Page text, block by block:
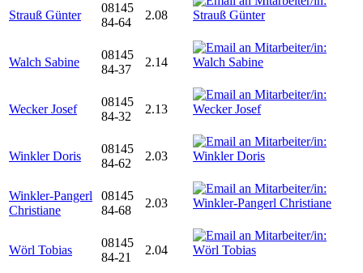
Strauß Günter
08145
84-64
2.08
Walch Sabine
08145
84-37
2.14
Wecker Josef
08145
84-32
2.13
Winkler Doris
08145
84-62
2.03
Winkler-Pangerl
Christiane
08145
84-68
2.03
Wörl Tobias
08145
84-21
2.04